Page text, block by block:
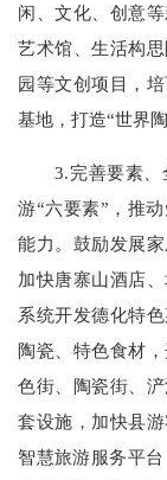
闲、文化、创意
艺术馆、生活构
园等文创项目，
基地，打造“世界
3.完善要素、
游“六要素”，推
能力。鼓励发展
加快唐寨山酒店
系统开发德化特
陶瓷、特色食材
色街、陶瓷街、
套设施，加快县
智慧旅游服务平